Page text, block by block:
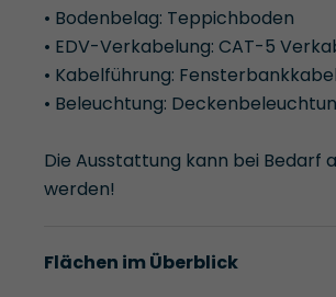
• Bodenbelag: Teppichboden
• EDV-Verkabelung: CAT-5
• Kabelführung:
• Beleuchtung:
Die Ausstattung kann bei Bedarf
werden!
Flächen im Überblick